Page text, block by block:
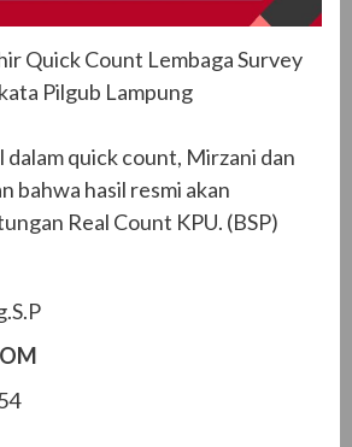
Quick Count Lembaga Survey
Pilgub Lampung
quick count, Mirzani dan
bahwa hasil resmi akan
Real Count KPU. (BSP)